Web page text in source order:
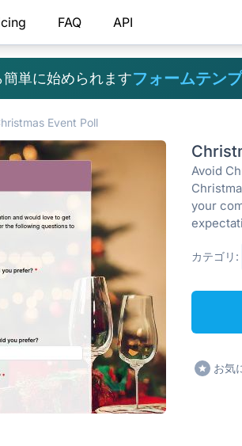
FAQ API
単に始められますフォームテン
Event Poll
Avoid
your
カテゴリ:
お気